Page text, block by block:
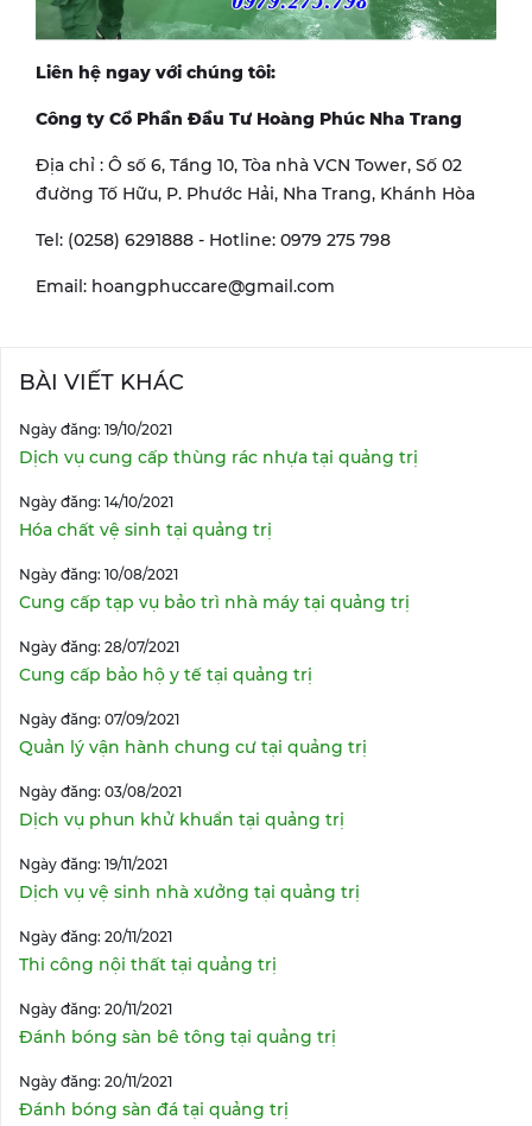
Liên hệ ngay với chúng tôi:
Công ty Cổ Phần Đầu Tư Hoàng Phúc Nha Trang
Địa chỉ : Ô số 6, Tầng 10, Tòa nhà VCN Tower, Số 02
đường Tố Hữu, P. Phước Hải, Nha Trang, Khánh Hòa
Tel: (0258) 6291888 - Hotline: 0979 275 798
Email: hoangphuccare@gmail.com
BÀI VIẾT KHÁC
Ngày đăng: 19/10/2021
Dịch vụ cung cấp thùng rác nhựa tại quảng trị
Ngày đăng: 14/10/2021
Hóa chất vệ sinh tại quảng trị
Ngày đăng: 10/08/2021
Cung cấp tạp vụ bảo trì nhà máy tại quảng trị
Ngày đăng: 28/07/2021
Cung cấp bảo hộ y tế tại quảng trị
Ngày đăng: 07/09/2021
Quản lý vận hành chung cư tại quảng trị
Ngày đăng: 03/08/2021
Dịch vụ phun khử khuẩn tại quảng trị
Ngày đăng: 19/11/2021
Dịch vụ vệ sinh nhà xưởng tại quảng trị
Ngày đăng: 20/11/2021
Thi công nội thất tại quảng trị
Ngày đăng: 20/11/2021
Đánh bóng sàn bê tông tại quảng trị
Ngày đăng: 20/11/2021
Đánh bóng sàn đá tại quảng trị